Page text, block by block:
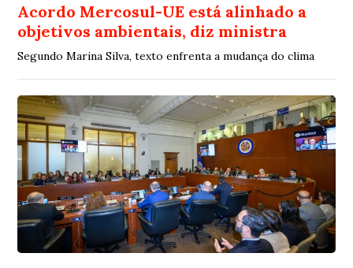
Acordo Mercosul-UE está alinhado a
objetivos ambientais, diz ministra
Segundo Marina Silva, texto enfrenta a mudança do clima